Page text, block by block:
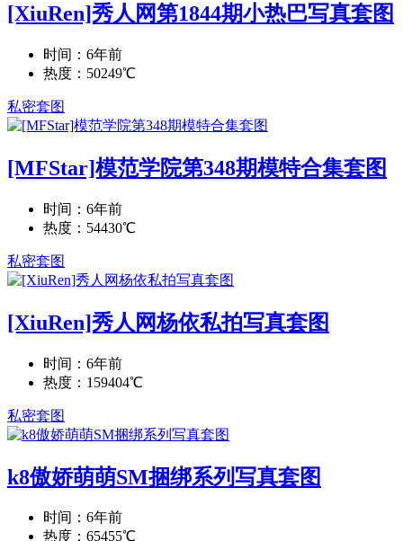
[XiuRen]秀人网第1844期小热巴写真套图
时间：6年前
热度：50249℃
私密套图
[MFStar]模范学院第348期模特合集套图
时间：6年前
热度：54430℃
私密套图
[XiuRen]秀人网杨依私拍写真套图
时间：6年前
热度：159404℃
私密套图
k8傲娇萌萌SM捆绑系列写真套图
时间：6年前
热度：65455℃